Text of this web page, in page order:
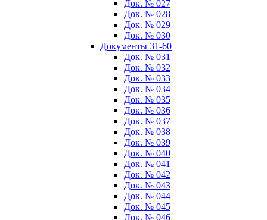
Док. № 027
Док. № 028
Док. № 029
Док. № 030
Документы 31-60
Док. № 031
Док. № 032
Док. № 033
Док. № 034
Док. № 035
Док. № 036
Док. № 037
Док. № 038
Док. № 039
Док. № 040
Док. № 041
Док. № 042
Док. № 043
Док. № 044
Док. № 045
Док. № 046